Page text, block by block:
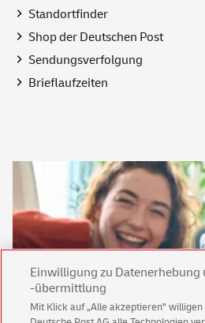
Standortfinder
Shopder Deutschen Post
Sendungsverfolgung
Brieflaufzeiten
Einwilligung zu Datenerhebung
-übermittlung
Mit Klick auf „Alle akzeptieren” willigen